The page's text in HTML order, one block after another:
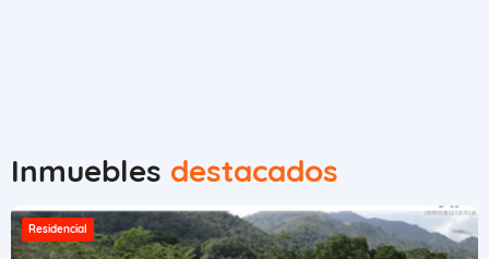
Inmuebles destacados
Residencial